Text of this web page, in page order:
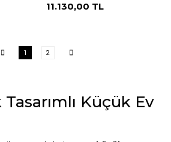
11.130,00 TL
1 2
Küçük Ev